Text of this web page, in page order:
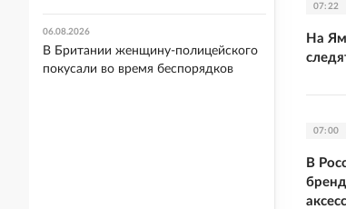
07:22
На
07:00
В
06.08.2026
В Британии женщину-полицейского
покусали во время беспорядков